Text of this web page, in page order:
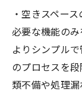
・空きスペー
必要な機能の
よりシンプル
のプロセスを
類不備や処理漏